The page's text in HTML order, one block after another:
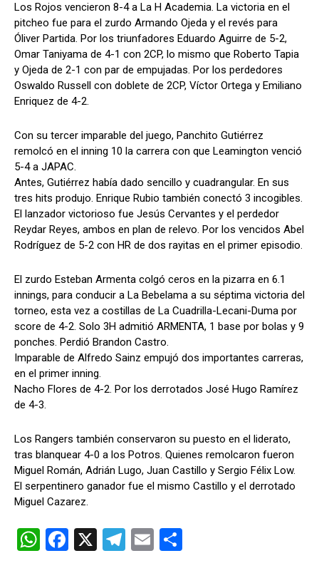
Los Rojos vencieron 8-4 a La H Academia. La victoria en el
pitcheo fue para el zurdo Armando Ojeda y el revés para
Óliver Partida. Por los triunfadores Eduardo Aguirre de 5-2,
Omar Taniyama de 4-1 con 2CP, lo mismo que Roberto Tapia
y Ojeda de 2-1 con par de empujadas. Por los perdedores
Oswaldo Russell con doblete de 2CP, Víctor Ortega y Emiliano
Enriquez de 4-2.
Con su tercer imparable del juego, Panchito Gutiérrez
remolcó en el inning 10 la carrera con que Leamington venció
5-4 a JAPAC.
Antes, Gutiérrez había dado sencillo y cuadrangular. En sus
tres hits produjo. Enrique Rubio también conectó 3 incogibles.
El lanzador victorioso fue Jesús Cervantes y el perdedor
Reydar Reyes, ambos en plan de relevo. Por los vencidos Abel
Rodríguez de 5-2 con HR de dos rayitas en el primer episodio.
El zurdo Esteban Armenta colgó ceros en la pizarra en 6.1
innings, para conducir a La Bebelama a su séptima victoria del
torneo, esta vez a costillas de La Cuadrilla-Lecani-Duma por
score de 4-2. Solo 3H admitió ARMENTA, 1 base por bolas y 9
ponches. Perdió Brandon Castro.
Imparable de Alfredo Sainz empujó dos importantes carreras,
en el primer inning.
Nacho Flores de 4-2. Por los derrotados José Hugo Ramírez
de 4-3.
Los Rangers también conservaron su puesto en el liderato,
tras blanquear 4-0 a los Potros. Quienes remolcaron fueron
Miguel Román, Adrián Lugo, Juan Castillo y Sergio Félix Low.
El serpentinero ganador fue el mismo Castillo y el derrotado
Miguel Cazarez.
W F
X
T
E